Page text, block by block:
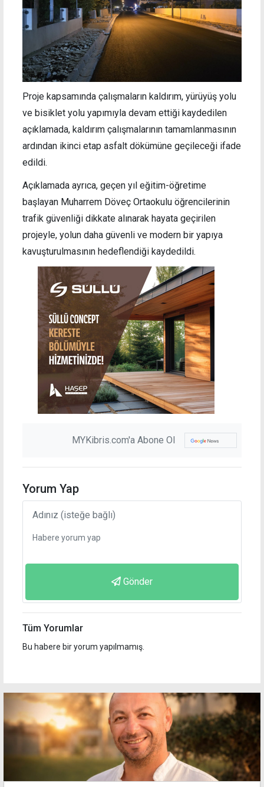
Proje kapsamında çalışmaların kaldırım, yürüyüş yolu
ve bisiklet yolu yapımıyla devam ettiği kaydedilen
açıklamada, kaldırım çalışmalarının tamamlanmasının
ardından ikinci etap asfalt dökümüne geçileceği ifade
edildi.
Açıklamada ayrıca, geçen yıl eğitim-öğretime
başlayan Muharrem Döveç Ortaokulu öğrencilerinin
trafik güvenliği dikkate alınarak hayata geçirilen
projeyle, yolun daha güvenli ve modern bir yapıya
kavuşturulmasının hedeflendiği kaydedildi.
MYKibris.com'a Abone Ol
Yorum Yap
Gönder
Tüm Yorumlar
Bu habere bir yorum yapılmamış.